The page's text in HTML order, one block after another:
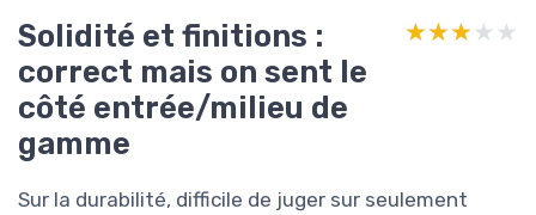
Solidité et finitions :
correct mais on sent le
côté entrée/milieu de
gamme
★★★★★
★★★★★
Sur la durabilité, difficile de juger sur seulement